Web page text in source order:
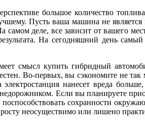
большое количество
Пусть ваша машина не является
самом деле, все зависит от вашего
На сегодняшний день
смысл купить гибридный
Во-первых, вы сэкономите не
нанесет вреда
Если вы планируете
сохранности
неосуществимо или лишено